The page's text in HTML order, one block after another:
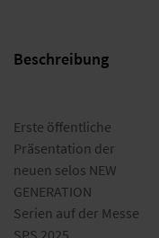
Beschreibung
Erste öffentliche
Präsentation der
neuen selos NEW
GENERATION
Serien auf der Messe